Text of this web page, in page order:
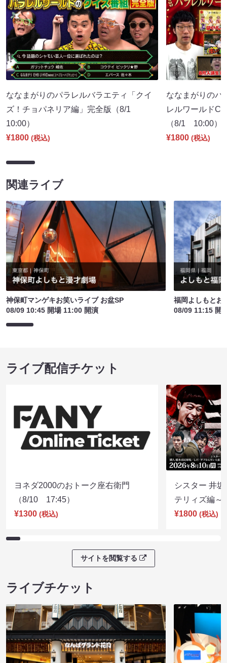
ななまがりのパラレルバラエティ「クイ
ズ！チョパネリア編」完全版（8/1
10:00）
¥1800 (税込)
ななまがりのパ
レルワールド
（8/1 10:00）
¥1800 (税込)
関連ライブ
神保町マンゲキお笑いライブ お盆SP
08/09 10:45 開場 11:00 開演
福岡よしもとお
08/09 11:15 開
ライブ配信チケット
ヨネダ2000のおトーク座右衛門
（8/10 17:45）
¥1300 (税込)
シスター 井
テリィズ編
¥1800 (税込)
サイトを閲覧する
ライブチケット